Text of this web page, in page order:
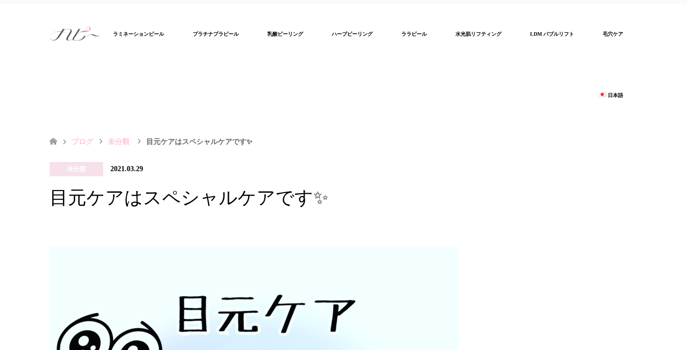
ラミネーションピール プラチナプラピール 乳酸ピーリング ハーブピーリング ララピール 水光肌リフティング LDM バブルリフト 毛穴ケア
日本語
ブログ 未分類 目元ケアはスペシャルケアです✨
未分類 2021.03.29
目元ケアはスペシャルケアです✨